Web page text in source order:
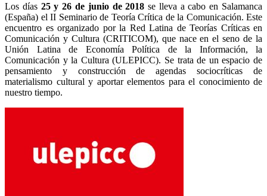
Los días 25 y 26 de junio de 2018 se lleva a cabo en Salamanca
(España) el II Seminario de Teoría Crítica de la Comunicación. Este
encuentro es organizado por la Red Latina de Teorías Críticas en
Comunicación y Cultura (CRITICOM), que nace en el seno de la
Unión Latina de Economía Política de la Información, la
Comunicación y la Cultura (ULEPICC). Se trata de un espacio de
pensamiento y construcción de agendas sociocríticas de
materialismo cultural y aportar elementos para el conocimiento de
nuestro tiempo.